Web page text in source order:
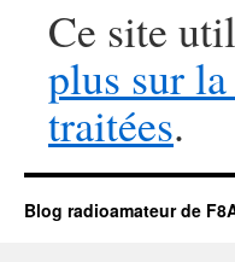
Ce site
plus sur
traitées.
Blog radioamateur de